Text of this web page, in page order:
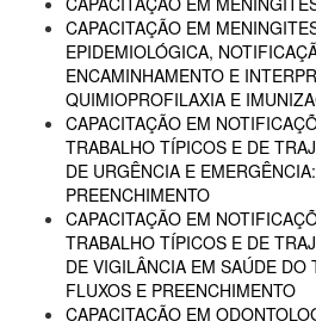
CAPACITAÇÃO EM
EPIDEMIOLÓGICA,
ENCAMINHAMENTO E
QUIMIOPROFILAXIA E
CAPACITAÇÃO EM
TRABALHO TÍPICOS E DE
DE URGÊNCIA E
PREENCHIMENTO
CAPACITAÇÃO EM
TRABALHO TÍPICOS E DE
DE VIGILÂNCIA EM SAÚDE DO
FLUXOS E PREENCHIMENTO
CAPACITAÇÃO EM